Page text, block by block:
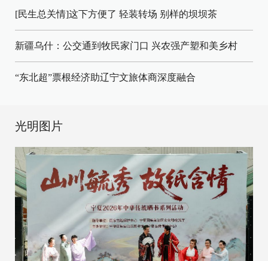
[民生总关情]这下方便了 轻装转场 别样的坝坝茶
新疆乌什：公交通到牧民家门口 兴农强产塑和美乡村
“东北超”票根经济助辽宁文旅体商深度融合
光明图片